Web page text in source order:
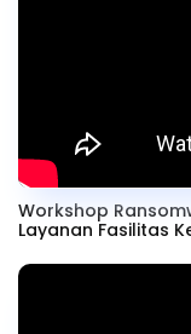
Workshop
Layanan Fasilitas